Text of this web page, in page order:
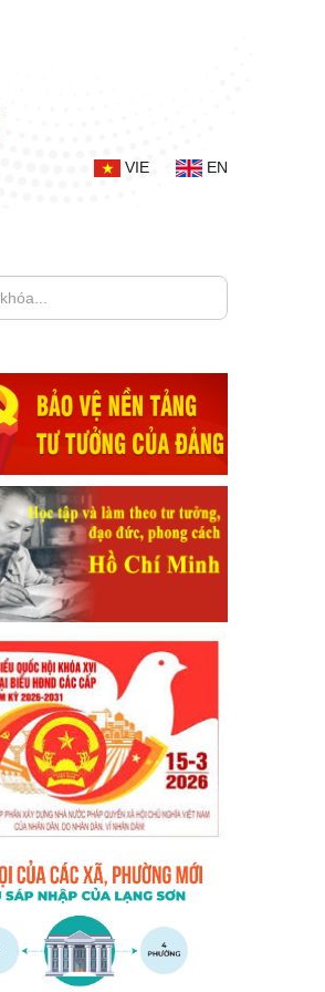
VIE EN